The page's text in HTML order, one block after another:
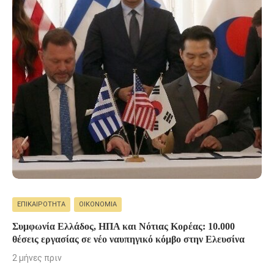
ΕΠΙΚΑΙΡΌΤΗΤΑ ΟΙΚΟΝΟΜΊΑ
Συμφωνία Ελλάδος, ΗΠΑ και Νότιας Κορέας: 10.000
θέσεις εργασίας σε νέο ναυπηγικό κόμβο στην Ελευσίνα
2 μήνες πριν